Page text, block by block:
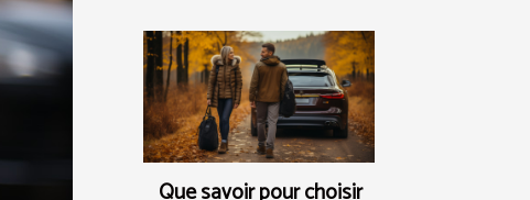
Que savoir pour choisir